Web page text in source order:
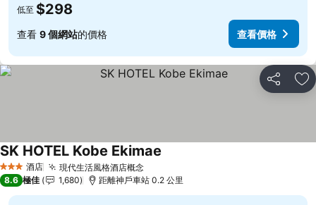
低至 $298
查看 9 個網站的價格 查看價格
分享 放
3 星級 酒店 現代生活風格酒店概念查看價格
SK HOTEL Kobe Ekimae
8.6 極佳 1,680 距離神戶車站 0.2 公里